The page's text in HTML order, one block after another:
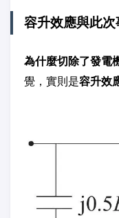
容升效應與此
為什麼切除了發電
覺，實則是容升效